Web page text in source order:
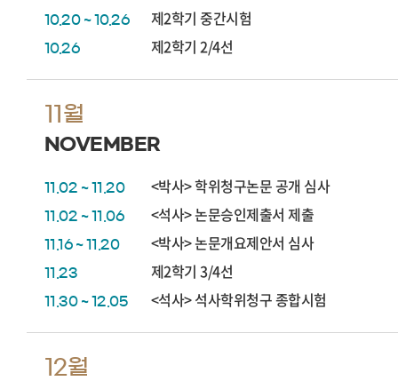
10.20 ~ 10.26 제2학기 중간시험
10.26 제2학기 2/4선
11월
NOVEMBER
11.02 ~ 11.20 <박사> 학위청구논문 공개 심사
11.02 ~ 11.06 <석사> 논문승인제출서 제출
11.16 ~ 11.20 <박사> 논문개요제안서 심사
11.23 제2학기 3/4선
11.30 ~ 12.05 <석사> 석사학위청구 종합시험
12월